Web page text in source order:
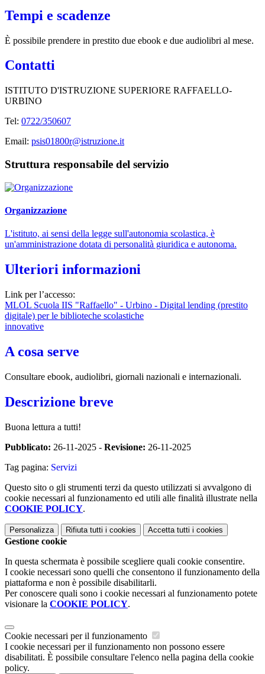
Tempi e scadenze
È possibile prendere in prestito due ebook e due audiolibri al mese.
Contatti
ISTITUTO D'ISTRUZIONE SUPERIORE RAFFAELLO-
URBINO
Tel: 0722/350607
Email: psis01800r@istruzione.it
Struttura responsabile del servizio
Organizzazione
L'istituto, ai sensi della legge sull'autonomia scolastica, è
un'amministrazione dotata di personalità giuridica e autonoma.
Ulteriori informazioni
Link per l’accesso:
MLOL Scuola IIS "Raffaello" - Urbino - Digital lending (prestito
digitale) per le biblioteche scolastiche
innovative
A cosa serve
Consultare ebook, audiolibri, giornali nazionali e internazionali.
Descrizione breve
Buona lettura a tutti!
Pubblicato: 26-11-2025 - Revisione: 26-11-2025
Tag pagina: Servizi
Questo sito o gli strumenti terzi da questo utilizzati si avvalgono di
cookie necessari al funzionamento ed utili alle finalità illustrate nella
COOKIE POLICY.
Personalizza Rifiuta tutti i cookies Accetta tutti i cookies
Gestione cookie
In questa schermata è possibile scegliere quali cookie consentire.
I cookie necessari sono quelli che consentono il funzionamento della
piattaforma e non è possibile disabilitarli.
Per conoscere quali sono i cookie necessari al funzionamento potete
visionare la COOKIE POLICY.
Cookie necessari per il funzionamento
I cookie necessari per il funzionamento non possono essere
disabilitati. È possibile consultare l'elenco nella pagina della cookie
policy.